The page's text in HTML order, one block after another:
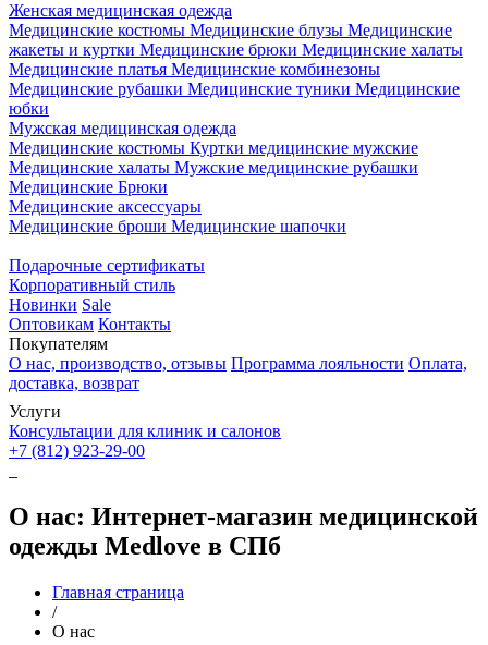
Женская медицинская одежда
Медицинские костюмы Медицинские блузы Медицинские
жакеты и куртки Медицинские брюки Медицинские халаты
Медицинские платья Медицинские комбинезоны
Медицинские рубашки Медицинские туники Медицинские
юбки
Мужская медицинская одежда
Медицинские костюмы Куртки медицинские мужские
Медицинские халаты Мужские медицинские рубашки
Медицинские Брюки
Медицинские аксессуары
Медицинские броши Медицинские шапочки
Подарочные сертификаты
Корпоративный стиль
Новинки Sale
Оптовикам Контакты
Покупателям
О нас, производство, отзывы Программа лояльности Оплата,
доставка, возврат
Услуги
Консультации для клиник и салонов
+7 (812) 923-29-00
О нас: Интернет-магазин медицинской
одежды Medlove в СПб
Главная страница
/
О нас